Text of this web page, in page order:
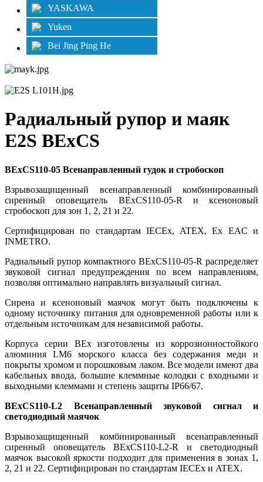
YASKAWA
Yuken
Bei Jing Ping He
Радиальный рупор и маяк
E2S BExCS
BExCS110-05 Всенаправленный гудок и стробоскоп
Взрывозащищенный всенаправленный комбинированный
сиренный оповещатель BExCS110-05-R и ксеноновый
стробоскоп для зон 1, 2, 21 и 22.
Сертифицирован по стандартам IECEx, ATEX, Ex EAC и
INMETRO.
Радиальный рупор компактного BExCS110-05-R распределяет
звуковой сигнал предупреждения по всем направлениям,
позволяя оптимально направлять визуальный сигнал.
Сирена и ксеноновый маячок могут быть подключены к
одному источнику питания для одновременной работы или к
отдельным источникам для независимой работы.
Корпуса серии BEx изготовлены из коррозионностойкого
алюминия LM6 морского класса без содержания меди и
покрыты хромом и порошковым лаком. Все модели имеют два
кабельных ввода, большие клеммные колодки с входными и
выходными клеммами и степень защиты IP66/67.
BExCS110-L2 Всенаправленный звуковой сигнал и
светодиодный маячок
Взрывозащищенный комбинированный всенаправленный
сиренный оповещатель BExCS110-L2-R и светодиодный
маячок высокой яркости подходит для применения в зонах 1,
2, 21 и 22. Сертифицирован по стандартам IECEx и ATEX.